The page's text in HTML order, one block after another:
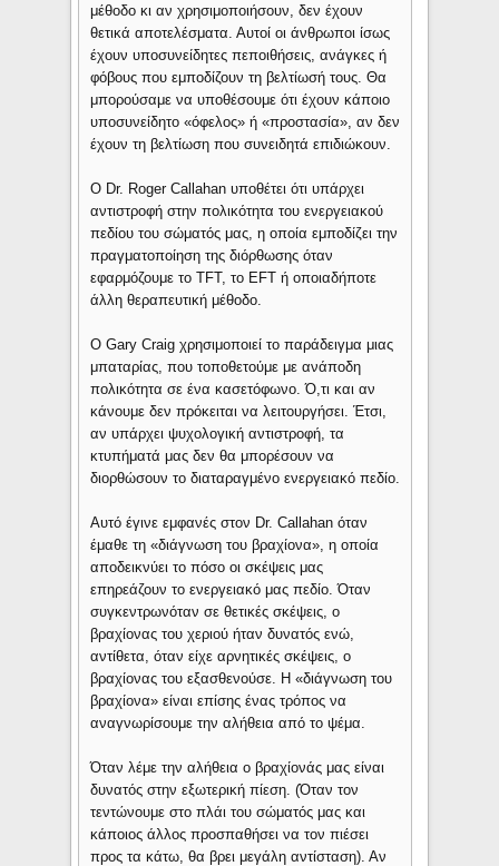
μέθοδο κι αν χρησιμοποιήσουν, δεν έχουν
θετικά αποτελέσματα. Αυτοί οι άνθρωποι ίσως
έχουν υποσυνείδητες πεποιθήσεις, ανάγκες ή
φόβους που εμποδίζουν τη βελτίωσή τους. Θα
μπορούσαμε να υποθέσουμε ότι έχουν κάποιο
υποσυνείδητο «όφελος» ή «προστασία», αν δεν
έχουν τη βελτίωση που συνειδητά επιδιώκουν.
Ο Dr. Roger Callahan υποθέτει ότι υπάρχει
αντιστροφή στην πολικότητα του ενεργειακού
πεδίου του σώματός μας, η οποία εμποδίζει την
πραγματοποίηση της διόρθωσης όταν
εφαρμόζουμε το TFT, το EFT ή οποιαδήποτε
άλλη θεραπευτική μέθοδο.
Ο Gary Craig χρησιμοποιεί το παράδειγμα μιας
μπαταρίας, που τοποθετούμε με ανάποδη
πολικότητα σε ένα κασετόφωνο. Ό,τι και αν
κάνουμε δεν πρόκειται να λειτουργήσει. Έτσι,
αν υπάρχει ψυχολογική αντιστροφή, τα
κτυπήματά μας δεν θα μπορέσουν να
διορθώσουν το διαταραγμένο ενεργειακό πεδίο.
Αυτό έγινε εμφανές στον Dr. Callahan όταν
έμαθε τη «διάγνωση του βραχίονα», η οποία
αποδεικνύει το πόσο οι σκέψεις μας
επηρεάζουν το ενεργειακό μας πεδίο. Όταν
συγκεντρωνόταν σε θετικές σκέψεις, ο
βραχίονας του χεριού ήταν δυνατός ενώ,
αντίθετα, όταν είχε αρνητικές σκέψεις, ο
βραχίονας του εξασθενούσε. Η «διάγνωση του
βραχίονα» είναι επίσης ένας τρόπος να
αναγνωρίσουμε την αλήθεια από το ψέμα.
Όταν λέμε την αλήθεια ο βραχίονάς μας είναι
δυνατός στην εξωτερική πίεση. (Όταν τον
τεντώνουμε στο πλάι του σώματός μας και
κάποιος άλλος προσπαθήσει να τον πιέσει
προς τα κάτω, θα βρει μεγάλη αντίσταση). Αν